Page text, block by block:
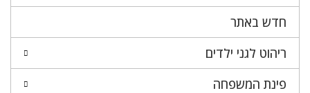
חדש באתר
ריהוט לגני ילדים
פינת המשפחה